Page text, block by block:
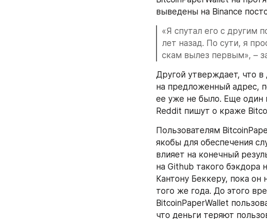
выведены на Binance
«Я спутал его с другим
лет назад. По сути, я
скам вылез первым», –
Другой утверждает, что в
на предложенный адрес,
ее уже не было. Еще один
Reddit пишут о краже
Пользователям
якобы для обеспечения
влияет на конечный
на Github такого бэкдора
Кантону Беккеру, пока он
того же года. До этого
BitcoinPaperWallet
что деньги теряют